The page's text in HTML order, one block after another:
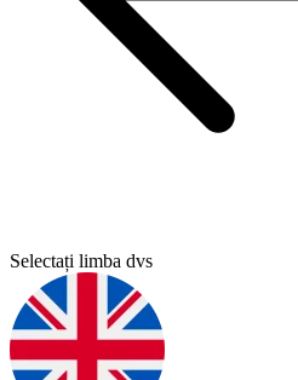
Selectați limba dvs